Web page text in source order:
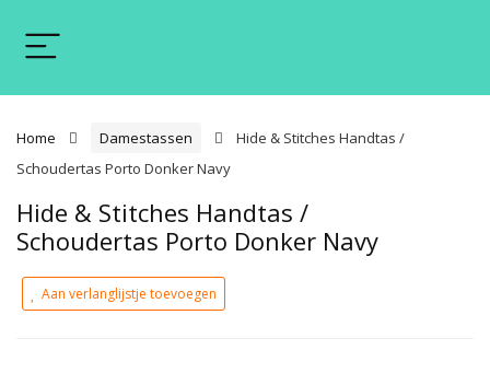
Home Damestassen
Hide & Stitches Handtas /
Schoudertas Porto Donker Navy
Hide & Stitches Handtas /
Schoudertas Porto Donker Navy
Aan verlanglijstje toevoegen